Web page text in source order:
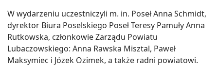
W wydarzeniu uczestniczyli m. in. Poseł Anna Schmidt,
dyrektor Biura Poselskiego Poseł Teresy Pamuły Anna
Rutkowska, członkowie Zarządu Powiatu
Lubaczowskiego: Anna Rawska Misztal, Paweł
Maksymiec i Józek Ozimek, a także radni powiatowi.